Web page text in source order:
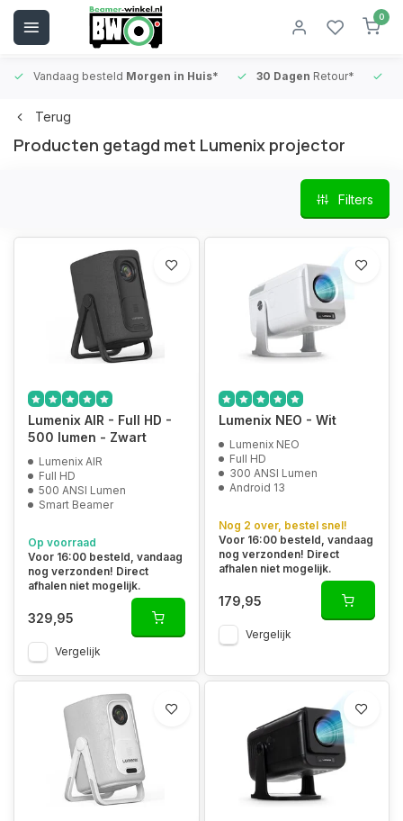
0
Vandaag besteld Morgen in Huis* 30 Dagen Retour*
Terug
Producten getagd met Lumenix projector
Filters
Lumenix AIR - Full HD -
500 lumen - Zwart
Lumenix AIR
Full HD
500 ANSI Lumen
Smart Beamer
Op voorraad
Voor 16:00 besteld, vandaag
nog verzonden! Direct
afhalen niet mogelijk.
329,95
Vergelijk
Lumenix NEO - Wit
Lumenix NEO
Full HD
300 ANSI Lumen
Android 13
Nog 2 over, bestel snel!
Voor 16:00 besteld, vandaag
nog verzonden! Direct
afhalen niet mogelijk.
179,95
Vergelijk